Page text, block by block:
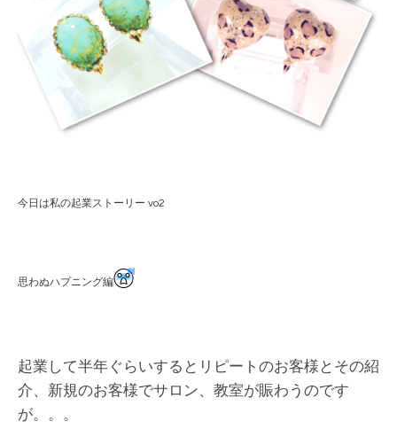
今日は私の起業ストーリー vo2
思わぬハプニング編
起業して半年ぐらいするとリピートのお客様とその紹
介、新規のお客様でサロン、教室が賑わうのです
が。。。